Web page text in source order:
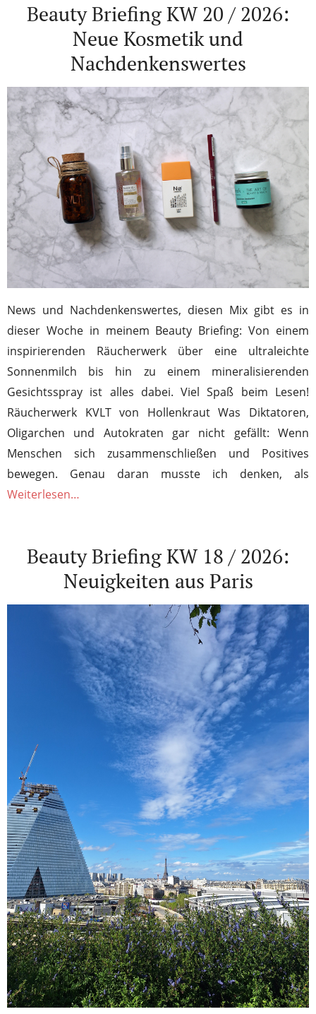
Beauty Briefing KW 20 / 2026:
Neue Kosmetik und
Nachdenkenswertes
News und Nachdenkenswertes, diesen Mix gibt es in
dieser Woche in meinem Beauty Briefing: Von einem
inspirierenden Räucherwerk über eine ultraleichte
Sonnenmilch bis hin zu einem mineralisierenden
Gesichtsspray ist alles dabei. Viel Spaß beim Lesen!
Räucherwerk KVLT von Hollenkraut Was Diktatoren,
Oligarchen und Autokraten gar nicht gefällt: Wenn
Menschen sich zusammenschließen und Positives
bewegen. Genau daran musste ich denken, als
Weiterlesen…
Beauty Briefing KW 18 / 2026:
Neuigkeiten aus Paris